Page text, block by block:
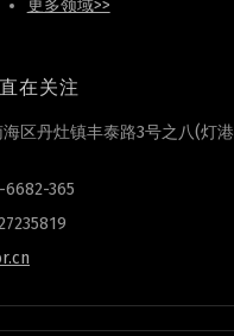
更多领域>>
在关注
区丹灶镇丰泰路3号之八(灯
365